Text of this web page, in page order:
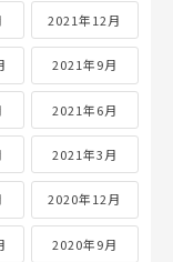
2021年12月
2021年9月
2021年6月
2021年3月
2020年12月
2020年9月